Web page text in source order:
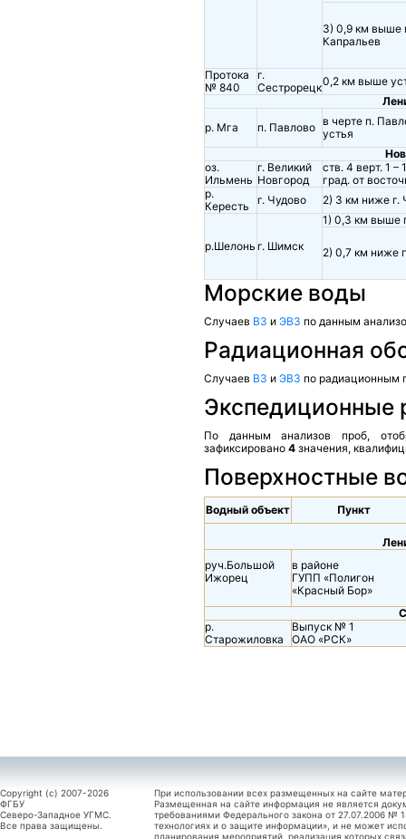
3) 0,9 км выше
Капральев
Протока
№ 840
г.
Сестрорецк0,2 км выше
р. Мга
п. Павлово в черте п.
устья
оз.
Ильмень
г. Великий
Новгород
ств. 4 верт. 1 –
град. от
р.
Кересть
г. Чудово 2) 3 км ниже г.
р.Шелонь г. Шимск
1) 0,3 км выше
2) 0,7 км ниже
Морские воды
Случаев ВЗ и ЭВЗ по данным
Радиационная
Случаев ВЗ и ЭВЗ по радиационным
Экспедиционные
По данным анализов проб,
зафиксировано 4 значения,
Поверхностные
Водный объект Пункт
руч.Большой
Ижорец
в районе
ГУПП «Полигон
«Красный Бор»
р.
Старожиловка
Выпуск № 1
ОАО «РСК»
Copyright (c) 2007-2026
ФГБУ
Северо-Западное УГМС.
Все права защищены.
При использовании всех размещенных на сайте
Размещенная на сайте информация не является
требованиями Федерального закона от 27.07.2006
технологиях и о защите информации», и не может
планирования мероприятий, реализация которых